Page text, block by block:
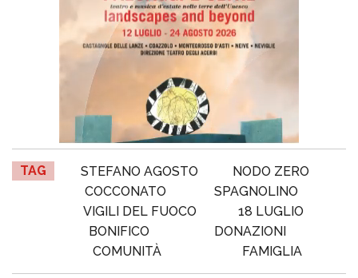
TAG STEFANO AGOSTO
NODO ZERO
COCCONATO
SPAGNOLINO
VIGILI DEL FUOCO
18 LUGLIO
BONIFICO
DONAZIONI
COMUNITÀ
FAMIGLIA